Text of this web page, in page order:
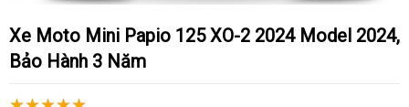
Xe Moto Mini Papio 125 XO-2 2024 Model 2024,
Bảo Hành 3 Năm